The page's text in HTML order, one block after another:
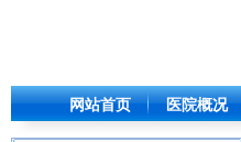
网站首页 医院概况